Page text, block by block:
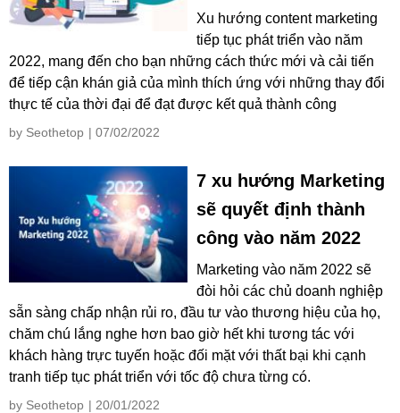
Xu hướng content marketing
tiếp tục phát triển vào năm
2022, mang đến cho bạn những cách thức mới và cải tiến
để tiếp cận khán giả của mình thích ứng với những thay đổi
thực tế của thời đại để đạt được kết quả thành công
by Seothetop | 07/02/2022
7 xu hướng Marketing
sẽ quyết định thành
công vào năm 2022
Marketing vào năm 2022 sẽ
đòi hỏi các chủ doanh nghiệp
sẵn sàng chấp nhận rủi ro, đầu tư vào thương hiệu của họ,
chăm chú lắng nghe hơn bao giờ hết khi tương tác với
khách hàng trực tuyến hoặc đối mặt với thất bại khi cạnh
tranh tiếp tục phát triển với tốc độ chưa từng có.
by Seothetop | 20/01/2022